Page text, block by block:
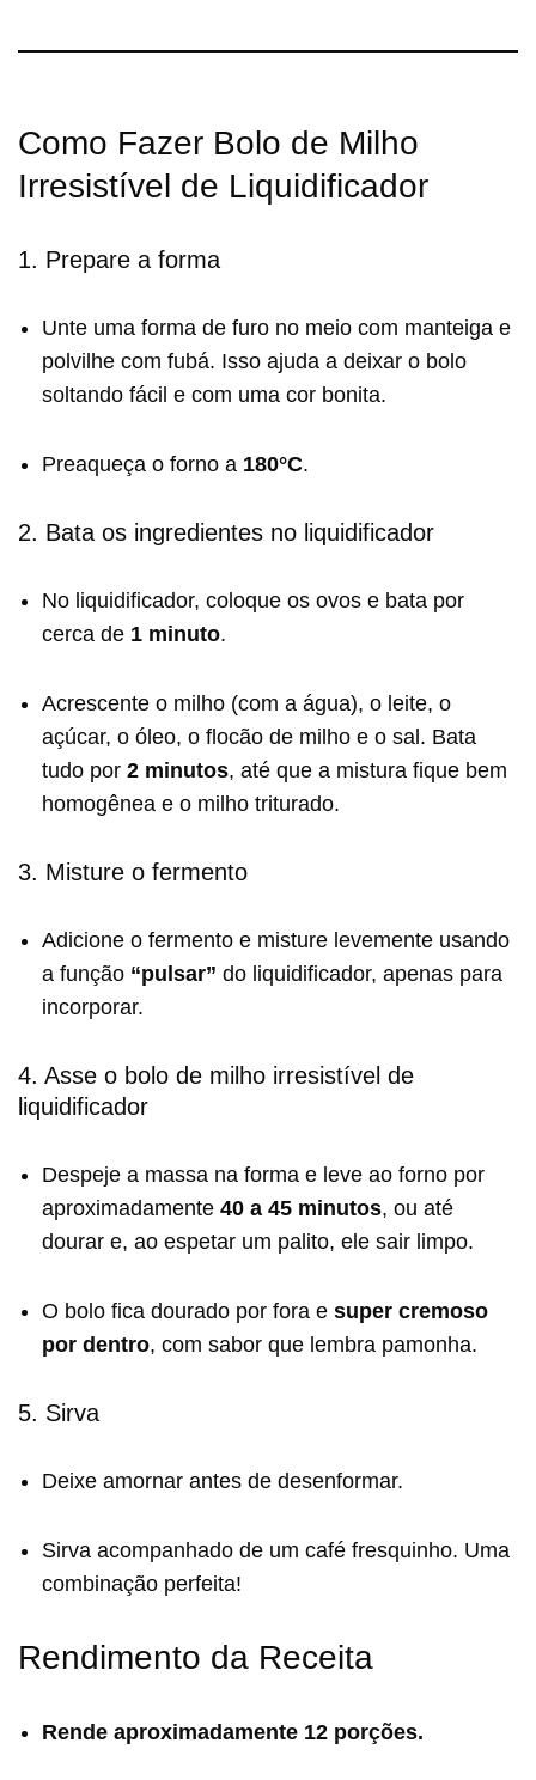
Como Fazer Bolo de Milho
Irresistível de Liquidificador
1. Prepare a forma
Unte uma forma de furo no meio com manteiga e
polvilhe com fubá. Isso ajuda a deixar o bolo
soltando fácil e com uma cor bonita.
Preaqueça o forno a 180°C.
2. Bata os ingredientes no liquidificador
No liquidificador, coloque os ovos e bata por
cerca de 1 minuto.
Acrescente o milho (com a água), o leite, o
açúcar, o óleo, o flocão de milho e o sal. Bata
tudo por 2 minutos, até que a mistura fique bem
homogênea e o milho triturado.
3. Misture o fermento
Adicione o fermento e misture levemente usando
a função “pulsar” do liquidificador, apenas para
incorporar.
4. Asse o bolo de milho irresistível de
liquidificador
Despeje a massa na forma e leve ao forno por
aproximadamente 40 a 45 minutos, ou até
dourar e, ao espetar um palito, ele sair limpo.
O bolo fica dourado por fora e super cremoso
por dentro, com sabor que lembra pamonha.
5. Sirva
Deixe amornar antes de desenformar.
Sirva acompanhado de um café fresquinho. Uma
combinação perfeita!
Rendimento da Receita
Rende aproximadamente 12 porções.